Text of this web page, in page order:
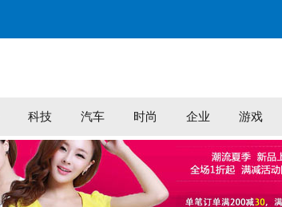
科技 汽车 时尚 企业 游戏